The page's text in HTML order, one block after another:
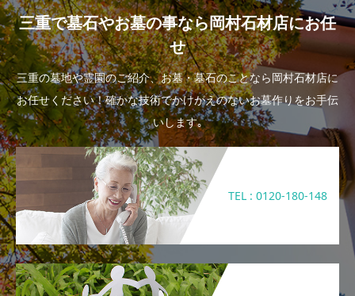
三重で墓石やお墓の事なら岡村石材店にお任
せ
三重の墓地や霊園のご紹介、お墓・墓石のことなら岡村石材店に
お任せください！確かな技術でかけがえのないお墓作りをお手伝
いします｡
TEL : 0120-180-148